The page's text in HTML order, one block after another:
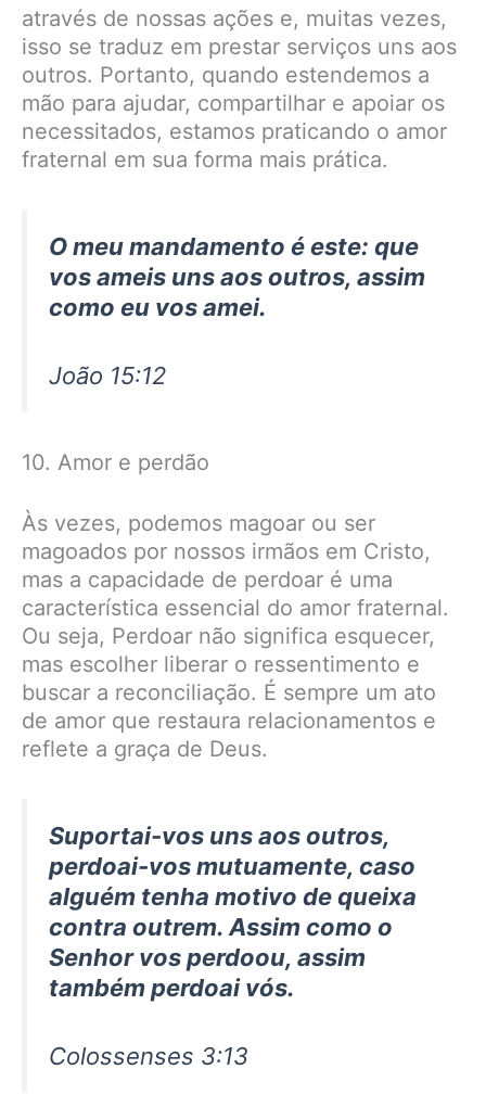
através de nossas ações e, muitas vezes,
isso se traduz em prestar serviços uns aos
outros. Portanto, quando estendemos a
mão para ajudar, compartilhar e apoiar os
necessitados, estamos praticando o amor
fraternal em sua forma mais prática.
O meu mandamento é este: que
vos ameis uns aos outros, assim
como eu vos amei.
João 15:12
10. Amor e perdão
Às vezes, podemos magoar ou ser
magoados por nossos irmãos em Cristo,
mas a capacidade de perdoar é uma
característica essencial do amor fraternal.
Ou seja, Perdoar não significa esquecer,
mas escolher liberar o ressentimento e
buscar a reconciliação. É sempre um ato
de amor que restaura relacionamentos e
reflete a graça de Deus.
Suportai-vos uns aos outros,
perdoai-vos mutuamente, caso
alguém tenha motivo de queixa
contra outrem. Assim como o
Senhor vos perdoou, assim
também perdoai vós.
Colossenses 3:13